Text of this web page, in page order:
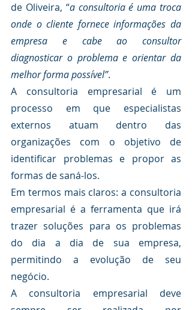
de Oliveira, “a consultoria é uma troca
onde o cliente fornece informações da
empresa e cabe ao consultor
diagnosticar o problema e orientar da
melhor forma possível”.
A consultoria empresarial é um
processo em que especialistas
externos atuam dentro das
organizações com o objetivo de
identificar problemas e propor as
formas de saná-los.
Em termos mais claros: a consultoria
empresarial é a ferramenta que irá
trazer soluções para os problemas
do dia a dia de sua empresa,
permitindo a evolução de seu
negócio.
A consultoria empresarial deve